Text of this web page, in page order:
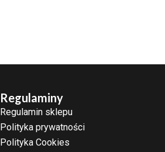
Regulaminy
Regulamin sklepu
Polityka prywatności
Polityka Cookies